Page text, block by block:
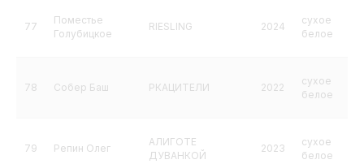
77
Поместье
Голубицкое
RIESLING 2024
сухое
белое
78 Собер Баш РКАЦИТЕЛИ 2022
сухое
белое
79 Репин Олег
АЛИГОТЕ
ДУВАНКОЙ
2023
сухое
белое